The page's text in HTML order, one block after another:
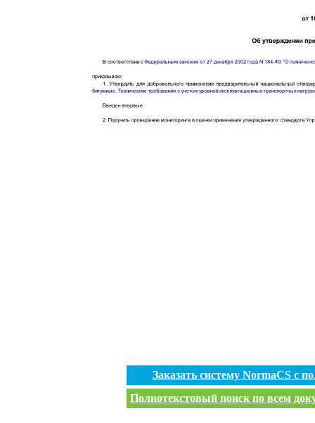
Заказать систему NormaCS с
Полнотекстовый поиск по всем